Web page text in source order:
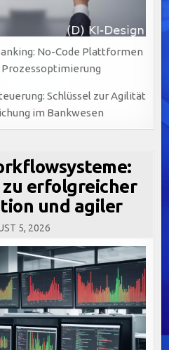
No-Code Plattformen
Schlüssel zur Agilität
im Bankwesen
zu erfolgreicher
und agiler
5, 2026